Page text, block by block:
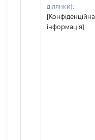
ділянки):
[Конфіденційна
інформація]